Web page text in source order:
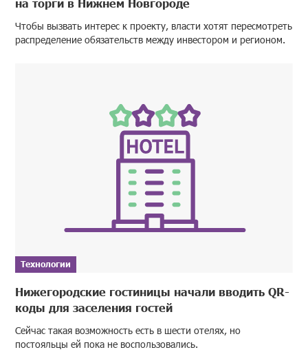
на торги в Нижнем Новгороде
Чтобы вызвать интерес к проекту, власти хотят пересмотреть
распределение обязательств между инвестором и регионом.
Технологии
Нижегородские гостиницы начали вводить QR-
коды для заселения гостей
Сейчас такая возможность есть в шести отелях, но
постояльцы ей пока не воспользовались.